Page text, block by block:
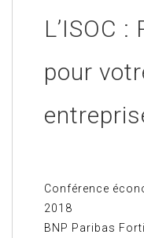
L’ISOC :
pour
Conférence
2018
BNP Paribas